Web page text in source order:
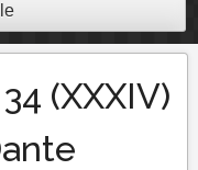
(XXXIV)